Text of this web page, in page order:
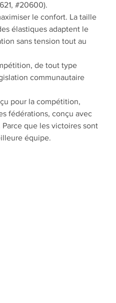
#20600).
le confort. La taille
élastiques adaptent le
sans tension tout au
de tout type
communautaire
pour la compétition,
fédérations, conçu avec
que les victoires sont
équipe.